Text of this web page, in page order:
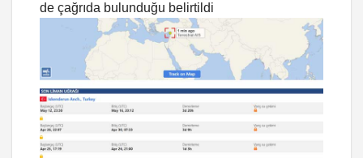
de çağrıda bulunduğu belirtildi